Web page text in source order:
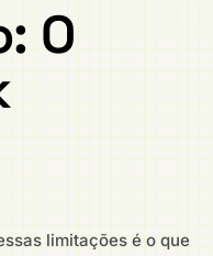
O
limitações é o que